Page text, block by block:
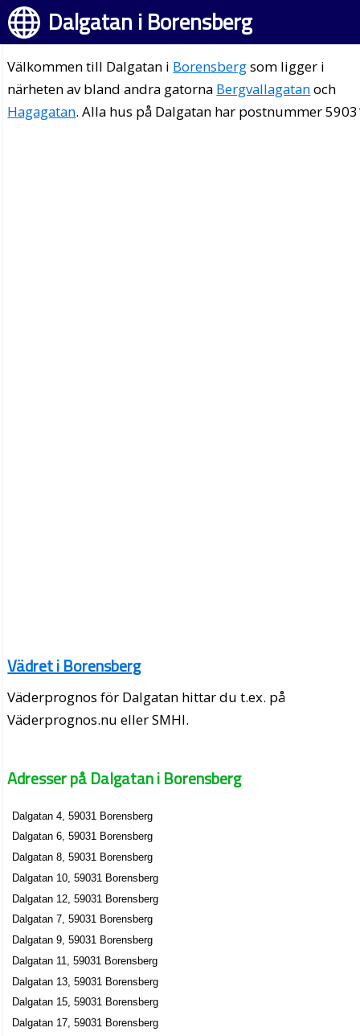
Dalgatan i Borensberg
Välkommen till Dalgatan i Borensbergsom ligger i
närheten av bland andra gatorna Bergvallagatanoch
Hagagatan. Alla hus på Dalgatan har postnummer
Vädret i Borensberg
Väderprognos för Dalgatan hittar du t.ex. på
Väderprognos.nu eller SMHI.
Adresser på Dalgatan i Borensberg
Dalgatan 4, 59031 Borensberg
Dalgatan 6, 59031 Borensberg
Dalgatan 8, 59031 Borensberg
Dalgatan 10, 59031 Borensberg
Dalgatan 12, 59031 Borensberg
Dalgatan 7, 59031 Borensberg
Dalgatan 9, 59031 Borensberg
Dalgatan 11, 59031 Borensberg
Dalgatan 13, 59031 Borensberg
Dalgatan 15, 59031 Borensberg
Dalgatan 17, 59031 Borensberg